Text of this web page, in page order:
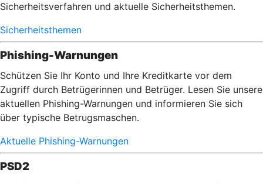
Sicherheitsverfahren und aktuelle Sicherheitsthemen.
Sicherheitsthemen
Phishing-Warnungen
Schützen Sie Ihr Konto und Ihre Kreditkarte vor dem
Zugriff durch Betrügerinnen und Betrüger. Lesen Sie unsere
aktuellen Phishing-Warnungen und informieren Sie sich
über typische Betrugsmaschen.
Aktuelle Phishing-Warnungen
PSD2